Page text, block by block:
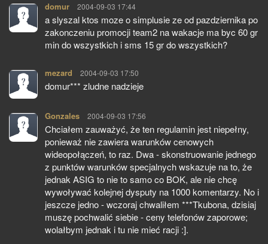
domur pisze:
2004-09-03 17:44
a slyszal ktos moze o simplusie ze od pazdziernika po
zakonczeniu promocji team2 na wakacje ma byc 60 gr
min do wszystkich i sms 15 gr do wszystkich?
mezard pisze:
2004-09-03 17:50
domur*** zludne nadzieje
Gonzales pisze:
2004-09-03 17:56
Chciałem zauważyć, że ten regulamin jest niepełny,
ponieważ nie zawiera warunków cenowych
wideopołączeń, to raz. Dwa - skonstruowanie jednego
z punktów warunków specjalnych wskazuje na to, że
jednak ASIG to nie to samo co BOK, ale nie chcę
wywoływać kolejnej dysputy na 1000 komentarzy. No i
jeszcze jedno - wczoraj chwaliłem ***Tkubona, dzisiaj
muszę pochwalić siebie - ceny telefonów zaporowe;
wolałbym jednak i tu nie mieć racji :].